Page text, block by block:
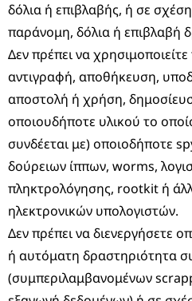
δόλια ή επιβλαβής, ή σε
παράνομη, δόλια ή επιβλαβή
Δεν πρέπει να χρησιμοποιείτε
αντιγραφή, αποθήκευση,
αποστολή ή χρήση,
οποιουδήποτε υλικού το
συνδέεται με) οποιοδήποτε
δούρειων ίππων, worms,
πληκτρολόγησης, rootkit ή
ηλεκτρονικών υπολογιστών.
Δεν πρέπει να διενεργήσετε
ή αυτόματη δραστηριότητα
(συμπεριλαμβανομένων